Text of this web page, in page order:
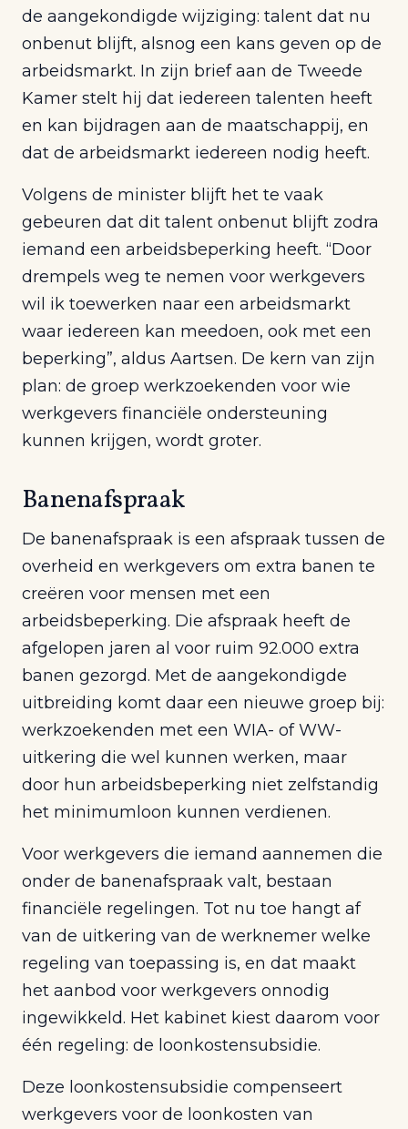
de aangekondigde wijziging: talent dat nu
onbenut blijft, alsnog een kans geven op de
arbeidsmarkt. In zijn brief aan de Tweede
Kamer stelt hij dat iedereen talenten heeft
en kan bijdragen aan de maatschappij, en
dat de arbeidsmarkt iedereen nodig heeft.
Volgens de minister blijft het te vaak
gebeuren dat dit talent onbenut blijft zodra
iemand een arbeidsbeperking heeft. “Door
drempels weg te nemen voor werkgevers
wil ik toewerken naar een arbeidsmarkt
waar iedereen kan meedoen, ook met een
beperking”, aldus Aartsen. De kern van zijn
plan: de groep werkzoekenden voor wie
werkgevers financiële ondersteuning
kunnen krijgen, wordt groter.
Banenafspraak
De banenafspraak is een afspraak tussen de
overheid en werkgevers om extra banen te
creëren voor mensen met een
arbeidsbeperking. Die afspraak heeft de
afgelopen jaren al voor ruim 92.000 extra
banen gezorgd. Met de aangekondigde
uitbreiding komt daar een nieuwe groep bij:
werkzoekenden met een WIA- of WW-
uitkering die wel kunnen werken, maar
door hun arbeidsbeperking niet zelfstandig
het minimumloon kunnen verdienen.
Voor werkgevers die iemand aannemen die
onder de banenafspraak valt, bestaan
financiële regelingen. Tot nu toe hangt af
van de uitkering van de werknemer welke
regeling van toepassing is, en dat maakt
het aanbod voor werkgevers onnodig
ingewikkeld. Het kabinet kiest daarom voor
één regeling: de loonkostensubsidie.
Deze loonkostensubsidie compenseert
werkgevers voor de loonkosten van